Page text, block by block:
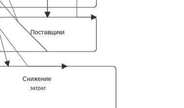
Поставщики
Снижение
затрат